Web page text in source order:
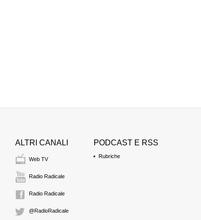
presidente Corte
Vetere
ALTRI CANALI
Web TV
Radio Radicale
Radio Radicale
@RadioRadicale
PODCAST E RSS
Rubriche